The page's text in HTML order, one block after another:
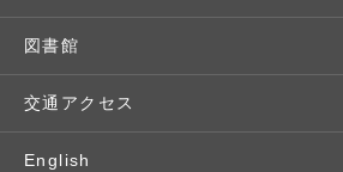
広報・公聴
パンフレット・資料請求
入学予定者の皆さま
教職課程
教員紹介
学修支援の体制
大学周辺マップ
学生寮
学生支援制度
公務員試験対策
就職実績
社会で活躍する卒業生
生涯学習
科目等履修生
社会人・シニア入学
研究者・研究分野
人文社会科学研究所
情報メディア研究所
図書館
交通アクセス
English